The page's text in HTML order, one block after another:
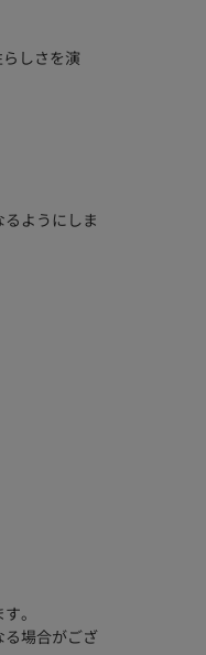
しさを演
ようにしま
。
場合がござ